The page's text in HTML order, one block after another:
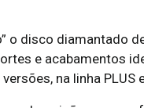
o disco diamantado
e acabamentos
na linha PLUS